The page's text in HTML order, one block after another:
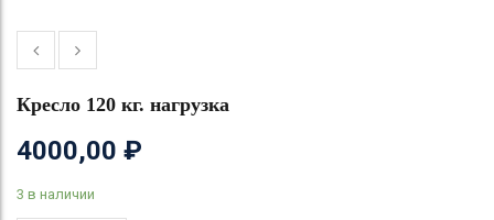
Кресло 120 кг. нагрузка
4000,00 ₽
3 в наличии